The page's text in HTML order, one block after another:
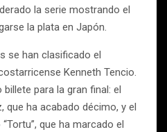
la serie mostrando el
la plata en Japón.
se han clasificado el
Kenneth Tencio.
para la gran final: el
ha acabado décimo, y el
que ha marcado el